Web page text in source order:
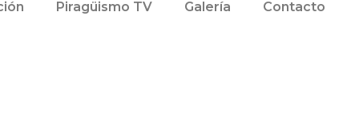
Piragüismo TV Galería Contacto